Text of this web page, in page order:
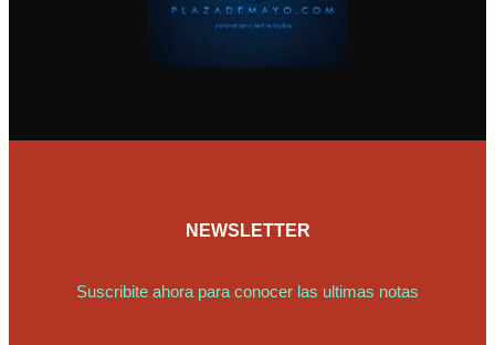
NEWSLETTER
Suscribite ahora para conocer las ultimas notas